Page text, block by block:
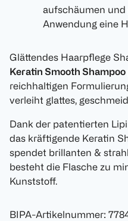
aufschäumen und
Anwendung eine
Glättendes Haarpflege
Keratin Smooth Shampoo
reichhaltigen
verleiht glattes,
Dank der patentierten
das kräftigende Keratin
spendet brillanten &
besteht die Flasche zu
Kunststoff.
BIPA-Artikelnummer: